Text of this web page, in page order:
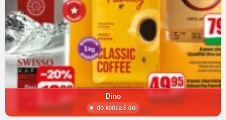
Dino
do końca 6 dni